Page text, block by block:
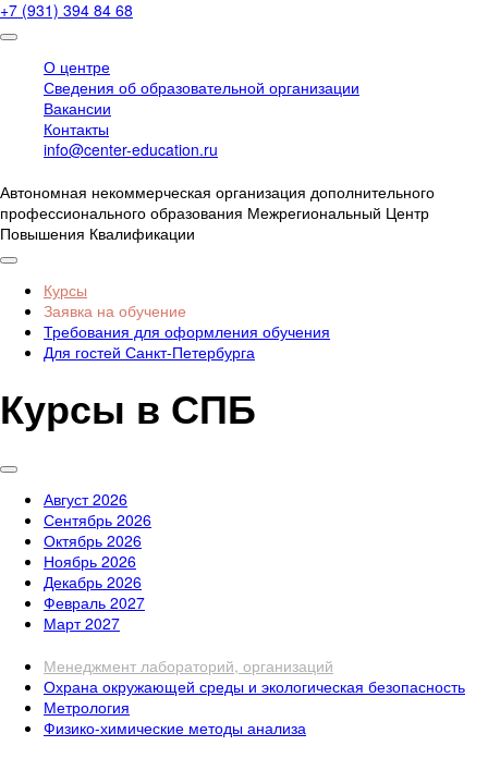
+7 (931) 394 84 68
О центре
Сведения об образовательной организации
Вакансии
Контакты
info@center-education.ru
Автономная некоммерческая организация дополнительного
профессионального образования Межрегиональный Центр
Повышения Квалификации
Курсы
Заявка на обучение
Требования для оформления обучения
Для гостей Санкт-Петербурга
Курсы в СПБ
Август 2026
Сентябрь 2026
Октябрь 2026
Ноябрь 2026
Декабрь 2026
Февраль 2027
Март 2027
Менеджмент лабораторий, организаций
Охрана окружающей среды и экологическая безопасность
Метрология
Физико-химические методы анализа